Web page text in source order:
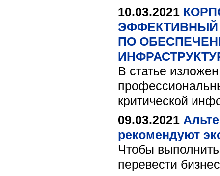
10.03.2021
ПО
В статье
критической
09.03.2021
рекомендуют
Чтобы
перевести